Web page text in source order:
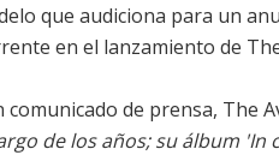
que audiciona para un
en el lanzamiento de
comunicado de prensa, The
de los años; su álbum 'In